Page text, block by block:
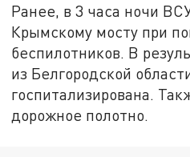
Ранее, в 3 часа ночи
Крымскому мосту при
беспилотников. В
из Белгородской
госпитализирована.
дорожное полотно.